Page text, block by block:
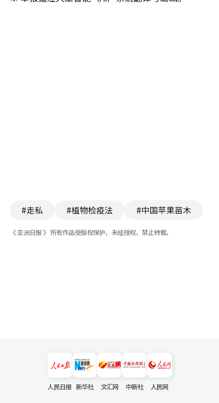
#走私 #植物检疫法 #中国苹果苗木
《 亚洲日报 》 所有作品受版权保护，未经授权，禁止转载。
人民日报 新华社 文汇网 中新社 人民网